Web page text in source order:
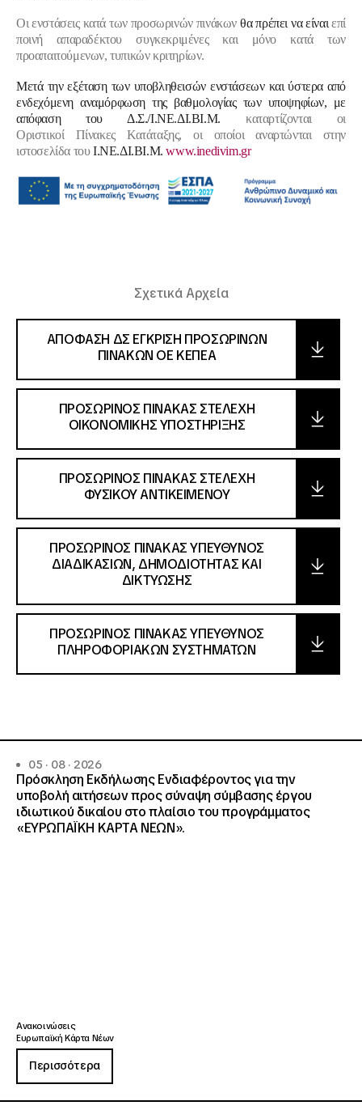
Οι ενστάσεις κατά των προσωρινών πινάκωνθα πρέπει να είναι επί
ποινή απαραδέκτου συγκεκριμένες και μόνο κατά των
προαπαιτούμενων, τυπικών κριτηρίων.
Μετά την εξέταση των υποβληθεισών ενστάσεων και ύστερα από
ενδεχόμενη αναμόρφωση της βαθμολογίας των υποψηφίων, με
απόφαση του Δ.Σ./Ι.ΝΕ.ΔΙ.ΒΙ.Μ. καταρτίζονται οι
Οριστικοί Πίνακες Κατάταξης, οι οποίοι αναρτώνται στην
ιστοσελίδα τουΙ.ΝΕ.ΔΙ.ΒΙ.Μ.www.inedivim.gr
Σχετικά Αρχεία
ΑΠΟΦΑΣΗ ΔΣ ΕΓΚΡΙΣΗ ΠΡΟΣΩΡΙΝΩΝ
ΠΙΝΑΚΩΝ ΟΕ ΚΕΠΕΑ
ΠΡΟΣΩΡΙΝΟΣ ΠΙΝΑΚΑΣ ΣΤΕΛΕΧΗ
ΟΙΚΟΝΟΜΙΚΗΣ ΥΠΟΣΤΗΡΙΞΗΣ
ΠΡΟΣΩΡΙΝΟΣ ΠΙΝΑΚΑΣ ΣΤΕΛΕΧΗ
ΦΥΣΙΚΟΥ ΑΝΤΙΚΕΙΜΕΝΟΥ
ΠΡΟΣΩΡΙΝΟΣ ΠΙΝΑΚΑΣ ΥΠΕΥΘΥΝΟΣ
ΔΙΑΔΙΚΑΣΙΩΝ, ΔΗΜΟΔΙΟΤΗΤΑΣ ΚΑΙ
ΔΙΚΤΥΩΣΗΣ
ΠΡΟΣΩΡΙΝΟΣ ΠΙΝΑΚΑΣ ΥΠΕΥΘΥΝΟΣ
ΠΛΗΡΟΦΟΡΙΑΚΩΝ ΣΥΣΤΗΜΑΤΩΝ
05 · 08 · 2026
Πρόσκληση Εκδήλωσης Ενδιαφέροντος για την
υποβολή αιτήσεων προς σύναψη σύμβασης έργου
ιδιωτικού δικαίου στο πλαίσιο του προγράμματος
«ΕΥΡΩΠΑΪΚΗ ΚΑΡΤΑ ΝΕΩΝ».
Ανακοινώσεις
Ευρωπαϊκή Κάρτα Νέων
Περισσότερα